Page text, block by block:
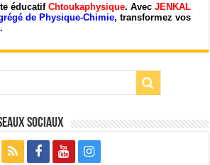
éducatifChtoukaphysique. AvecJENKAL
de Physique-Chimie,transformez vos
Sociaux